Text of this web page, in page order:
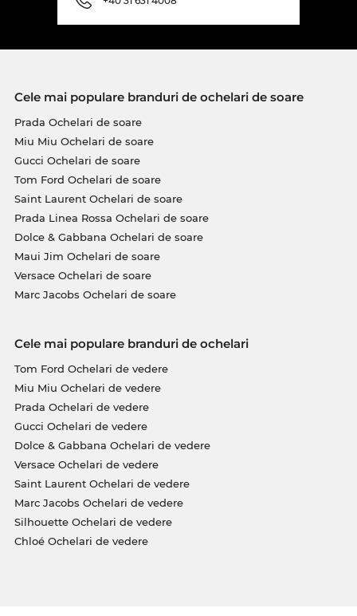
Cele mai populare branduri de ochelari de soare
Prada Ochelari de soare
Miu Miu Ochelari de soare
Gucci Ochelari de soare
Tom Ford Ochelari de soare
Saint Laurent Ochelari de soare
Prada Linea Rossa Ochelari de soare
Dolce & Gabbana Ochelari de soare
Maui Jim Ochelari de soare
Versace Ochelari de soare
Marc Jacobs Ochelari de soare
Cele mai populare branduri de ochelari
Tom Ford Ochelari de vedere
Miu Miu Ochelari de vedere
Prada Ochelari de vedere
Gucci Ochelari de vedere
Dolce & Gabbana Ochelari de vedere
Versace Ochelari de vedere
Saint Laurent Ochelari de vedere
Marc Jacobs Ochelari de vedere
Silhouette Ochelari de vedere
Chloé Ochelari de vedere